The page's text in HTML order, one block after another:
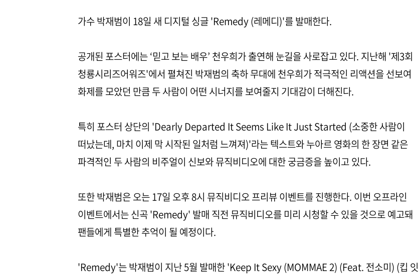
가수 박재범이 18일 새 디지털 싱글 'Remedy (레메디)'를 발매한다.
공개된 포스터에는 ‘믿고 보는 배우’ 천우희가 출연해 눈길을 사로잡고 있다. 지난해 '제3회
청룡시리즈어워즈'에서 펼쳐진 박재범의 축하 무대에 천우희가 적극적인 리액션을 선보여
화제를 모았던 만큼 두 사람이 어떤 시너지를 보여줄지 기대감이 더해진다.
특히 포스터 상단의 'Dearly Departed It Seems Like It Just Started (소중한 사람이
떠났는데, 마치 이제 막 시작된 일처럼 느껴져)'라는 텍스트와 누아르 영화의 한 장면 같은
파격적인 두 사람의 비주얼이 신보와 뮤직비디오에 대한 궁금증을 높이고 있다.
또한 박재범은 오는 17일 오후 8시 뮤직비디오 프리뷰 이벤트를 진행한다. 이번 오프라인
이벤트에서는 신곡 'Remedy' 발매 직전 뮤직비디오를 미리 시청할 수 있을 것으로 예고돼
팬들에게 특별한 추억이 될 예정이다.
'Remedy'는 박재범이 지난 5월 발매한 'Keep It Sexy (MOMMAE 2) (Feat. 전소미) (킵 잇